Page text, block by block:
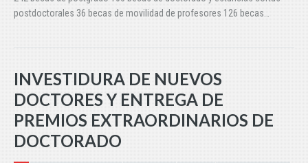
postdoctorales 36 becas de movilidad de profesores 126 becas…
INVESTIDURA DE NUEVOS
DOCTORES Y ENTREGA DE
PREMIOS EXTRAORDINARIOS DE
DOCTORADO